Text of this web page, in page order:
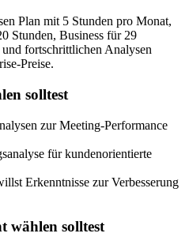
Plan mit 5 Stunden pro Monat,
Stunden, Business für 29
fortschrittlichen Analysen
Preise.
solltest
zur Meeting-Performance
für kundenorientierte
Erkenntnisse zur Verbesserung
wählen solltest